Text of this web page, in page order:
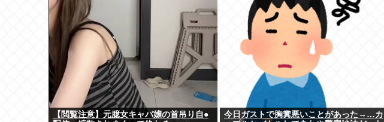
【閲覧注意】元臆女キャバ嬢の首吊り自●
今日ガストで胸糞悪いことがあった→…カ